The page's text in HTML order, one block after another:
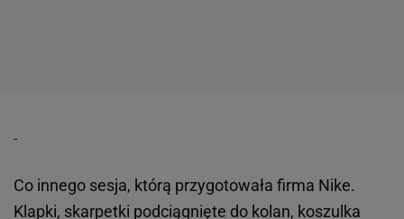
Co innego sesja, którą przygotowała firma Nike.
Klapki, skarpetki podciągnięte do kolan, koszulka